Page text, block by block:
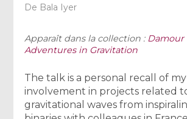
De Bala Iyer
Apparaît dans la collection : Damour
Adventures in Gravitation
The talk is a personal recall of my
involvement in projects related
gravitational waves from